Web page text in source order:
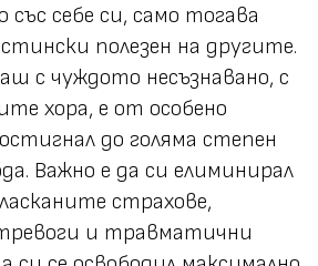
със себе си, само тогава
полезен на другите.
с чуждото несъзнавано, с
хора, е от особено
до голяма степен
Важно е да си елиминирал
страхове,
и травматични